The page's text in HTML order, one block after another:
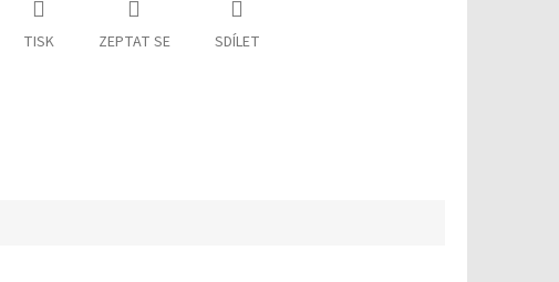
TISK ZEPTAT SE SDÍLET